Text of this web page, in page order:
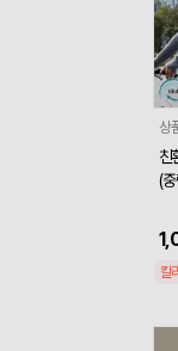
상
친
(
칼